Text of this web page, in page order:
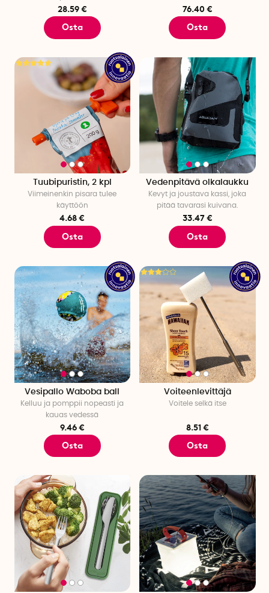
28.59 €
Osta
76.40 €
Osta
Tuubipuristin, 2 kpl
Viimeinenkin pisara tulee
käyttöön
4.68 €
Osta
Vedenpitävä olkalaukku
Kevyt ja joustava kassi, joka
pitää tavarasi kuivana.
33.47 €
Osta
Vesipallo Waboba ball
Kelluu ja pomppii nopeasti ja
kauas vedessä
9.46 €
Osta
Voiteenlevittäjä
Voitele selkä itse
8.51 €
Osta